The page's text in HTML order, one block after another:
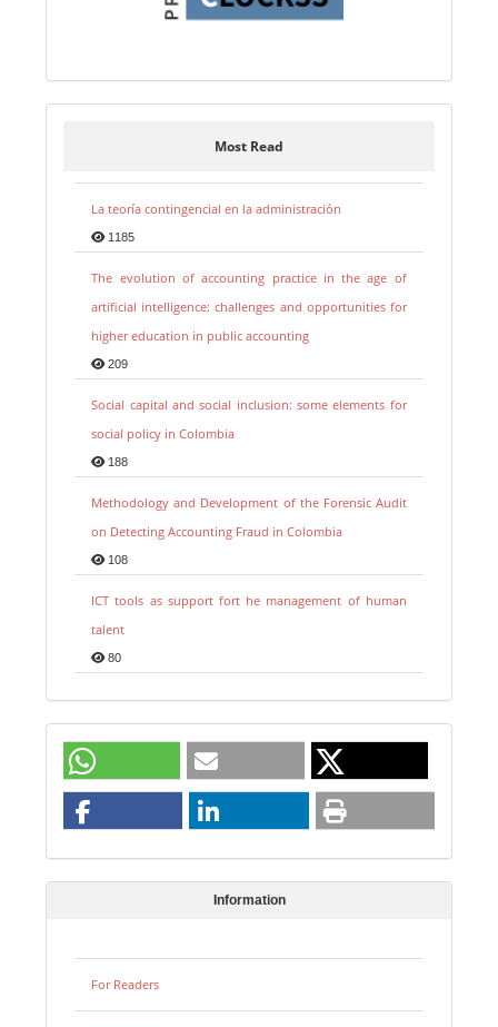
Most Read
La teoría contingencial en la administración
1185
The evolution of accounting practice in the age of
artificial intelligence: challenges and opportunities for
higher education in public accounting
209
Social capital and social inclusion: some elements for
social policy in Colombia
188
Methodology and Development of the Forensic Audit
on Detecting Accounting Fraud in Colombia
108
ICT tools as support fort he management of human
talent
80
Information
For Readers